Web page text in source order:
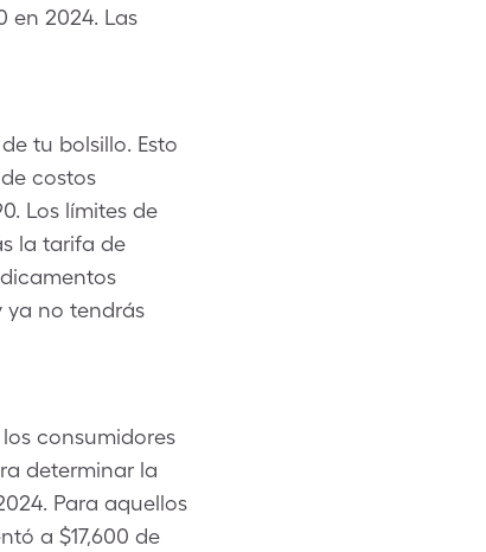
en 2024. Las
tu bolsillo. Esto
costos
Los límites de
la tarifa de
ya no tendrás
consumidores
determinar la
Para aquellos
a $17,600 de